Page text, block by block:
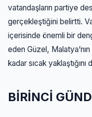
vatandaşların partiye
gerçekleştiğini belirtti.
içerisinde önemli bir
eden Güzel,
kadar sıcak yaklaştığını
BİRİNCİ